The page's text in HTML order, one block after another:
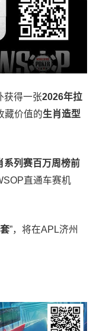
获得一张2026年拉
藏价值的生肖造型
系列赛百万周榜前
直通车赛机
”，将在APL济州